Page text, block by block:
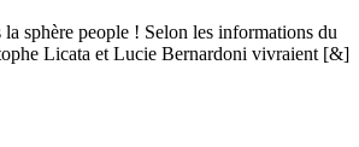
sphère people ! Selon les informations du
Licata et Lucie Bernardoni vivraient [&]